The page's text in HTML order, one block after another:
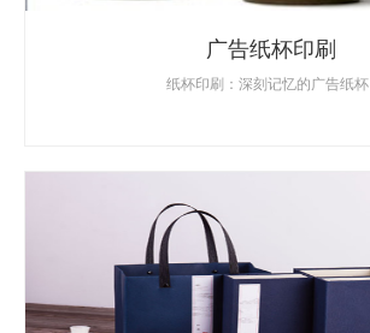
广告纸杯印刷
纸杯印刷：深刻记忆的广告纸杯